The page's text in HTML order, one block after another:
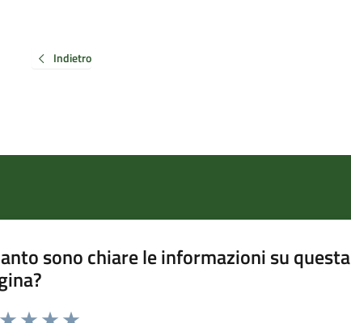
Indietro
sono chiare le informazioni su questa
da 1 a 5 stelle la pagina